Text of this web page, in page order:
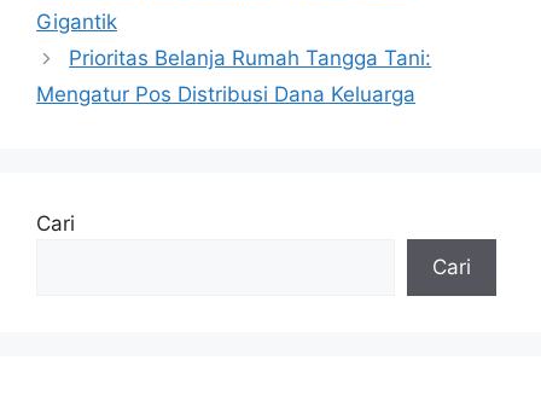
Gigantik
Prioritas Belanja Rumah Tangga Tani:
Mengatur Pos Distribusi Dana Keluarga
Cari
Cari